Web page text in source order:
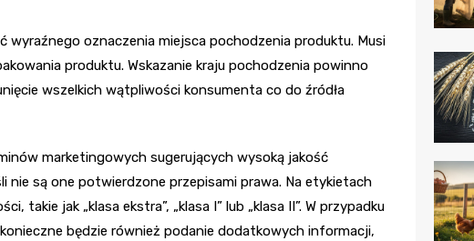
oznaczenia miejsca pochodzenia produktu. Musi
produktu. Wskazanie kraju pochodzenia powinno
wszelkich wątpliwości konsumenta co do źródła
marketingowych sugerujących wysoką jakość
nie są one potwierdzone przepisami prawa. Na etykietach
takie jak „klasa ekstra”, „klasa I” lub „klasa II”. W przypadku
będzie również podanie dodatkowych informacji,